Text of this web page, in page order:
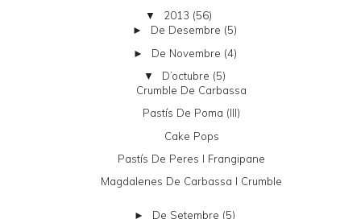
▼ 2013 (56)
► De Desembre (5)
► De Novembre (4)
▼ D’octubre (5)
Crumble De Carbassa
Pastís De Poma (III)
Cake Pops
Pastís De Peres I Frangipane
Magdalenes De Carbassa I Crumble
► De Setembre (5)